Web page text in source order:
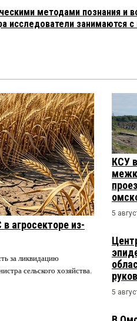
методами познания и
исследователи занимаются с
агросекторе из-
за ликвидацию
сельского хозяйства.
КСУ
5
5